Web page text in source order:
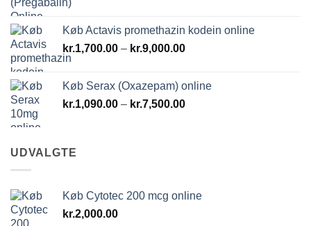
kr.1,500.00
Køb Actavis promethazin kodein online
kr.1,700.00 – kr.9,000.00Prisinterval:
kr.9,000.00
Køb Serax (Oxazepam) online
kr.1,090.00 – kr.7,500.00Prisinterval:
UDVALGTE
Køb Cytotec 200 mcg online
kr.2,000.00